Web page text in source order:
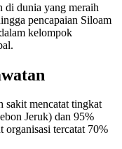
di dunia yang meraih
pencapaian Siloam
kelompok
sakit mencatat tingkat
Jeruk) dan 95%
tercatat 70%